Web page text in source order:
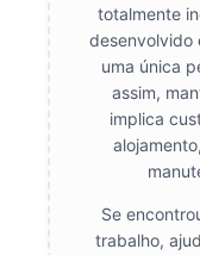
totalmente
desenvolvido
uma única
assim,
implica
Se
trabalho,